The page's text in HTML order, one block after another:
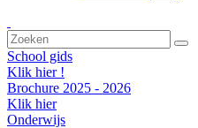
School gids
Klik hier !
Brochure 2025 - 2026
Klik hier
Onderwijs